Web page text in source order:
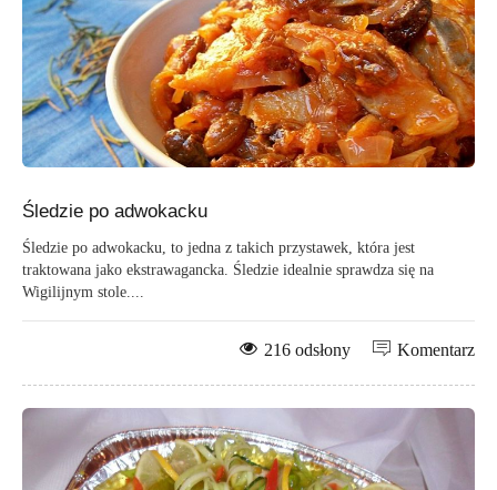
Śledzie po adwokacku
Śledzie po adwokacku, to jedna z takich przystawek, która jest
traktowana jako ekstrawagancka. Śledzie idealnie sprawdza się na
Wigilijnym stole....
Komentarz
216 odsłony